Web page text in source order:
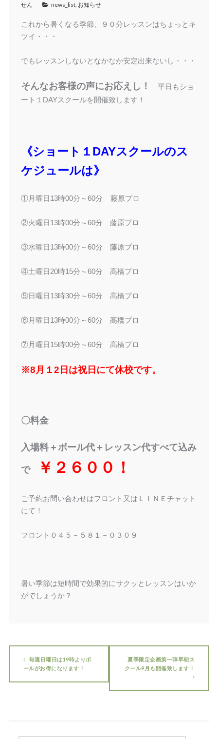
せん
news_list, お知らせ
これから暑くなる季節、９０分レッスンはちょっとキ
ツイ・・・
でもレッスンしないとなかなか安定出来ないし・・・
そんなお客様の声にお応えし！
平日もショ
ート１DAYスクールを開催致します！
《ショート１DAYスクールのス
ケジュールは》
①月曜日13時00分～60分 藤原プロ
②火曜日13時00分～60分 藤原プロ
③水曜日13時00分～60分 藤原プロ
④土曜日20時15分～60分 髙橋プロ
⑤日曜日13時30分～60分 髙橋プロ
⑥月曜日13時00分～60分 髙橋プロ
⑦月曜日15時00分～60分 髙橋プロ
※8月１2日は祝日にて休校です。
〇料金
入場料＋ボール代＋レッスン代すべて込み
で ￥２６００！
ご予約お問い合わせはフロント又はＬＩＮＥチャット
にて！
フロント０４５－５８１－０３０９
暑い季節は短時間で効果的にサクッとレッスンはいか
がでしょうか？
毎週日曜日は19時よりボ
ールがお得になります！
夏季限定企画第一弾早朝ス
クール9月も開催致します！